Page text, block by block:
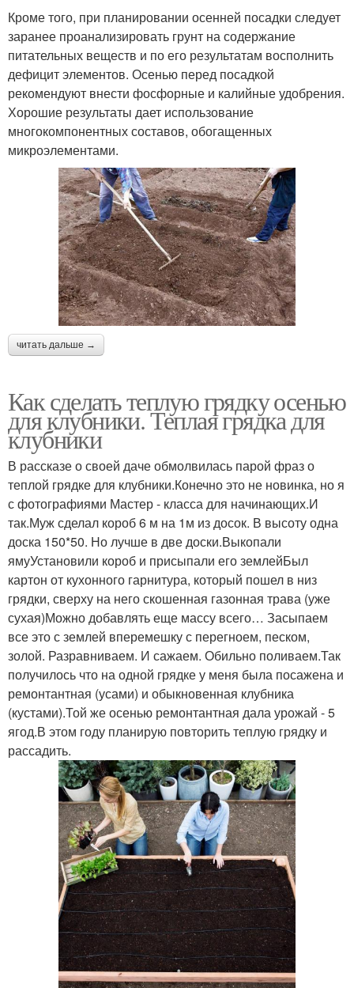
Кроме того, при планировании осенней посадки следует
заранее проанализировать грунт на содержание
питательных веществ и по его результатам восполнить
дефицит элементов. Осенью перед посадкой
рекомендуют внести фосфорные и калийные удобрения.
Хорошие результаты дает использование
многокомпонентных составов, обогащенных
микроэлементами.
читать дальше →
Как сделать теплую грядку осенью
для клубники. Теплая грядка для
клубники
В рассказе о своей даче обмолвилась парой фраз о
теплой грядке для клубники.Конечно это не новинка, но я
с фотографиями Мастер - класса для начинающих.И
так.Муж сделал короб 6 м на 1м из досок. В высоту одна
доска 150*50. Но лучше в две доски.Выкопали
ямуУстановили короб и присыпали его землейБыл
картон от кухонного гарнитура, который пошел в низ
грядки, сверху на него скошенная газонная трава (уже
сухая)Можно добавлять еще массу всего… Засыпаем
все это с землей вперемешку с перегноем, песком,
золой. Разравниваем. И сажаем. Обильно поливаем.Так
получилось что на одной грядке у меня была посажена и
ремонтантная (усами) и обыкновенная клубника
(кустами).Той же осенью ремонтантная дала урожай - 5
ягод.В этом году планирую повторить теплую грядку и
рассадить.